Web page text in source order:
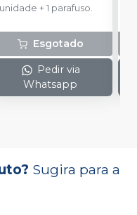
unidade + 1 parafuso.
Esgotado
Pedir via
Whatsapp
Sugira para a